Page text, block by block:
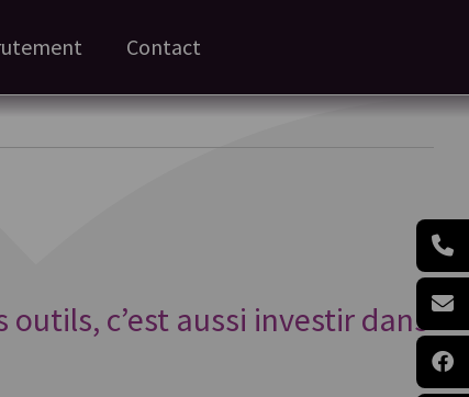
Contact
c’est aussi investir dans